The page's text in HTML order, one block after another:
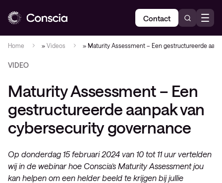
Contact
Home » Videos » Maturity Assessment – Een gestructureerde
VIDEO
Maturity Assessment – Een
gestructureerde aanpak van
cybersecurity governance
Op donderdag 15 februari 2024 van 10 tot 11 uur vertelden
wij in de webinar hoe Conscia’s Maturity Assessment jou
kan helpen om een helder beeld te krijgen bij jullie